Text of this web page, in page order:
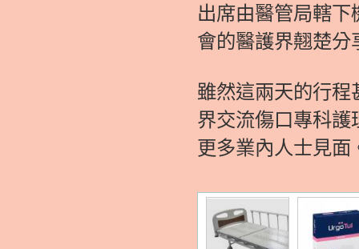
出席由醫管局轄
會的醫護界翹楚分
雖然這兩天的行程
界交流傷口專科護
更多業內人士見面